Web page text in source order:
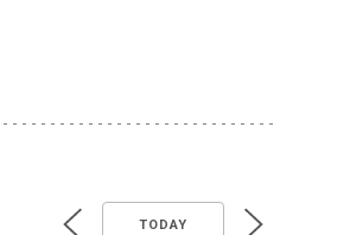
TODAY